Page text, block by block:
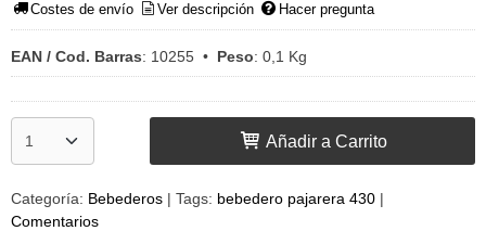
Costes de envío Ver descripción Hacer pregunta
EAN / Cod. Barras: 10255 • Peso: 0,1 Kg
Añadir a Carrito
Categoría: Bebederos | Tags: bebedero pajarera 430 |
Comentarios